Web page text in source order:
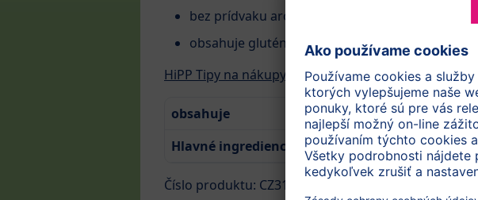
bez prídvaku aróm, farbív a konzervačních látok
obsahuje glutén
HiPP Tipy na nákupy v EÚ
obsahuje
23 g
Hlavné ingrediencie
Jablko, Banán, Cereálie
Číslo produktu: CZ31362-02